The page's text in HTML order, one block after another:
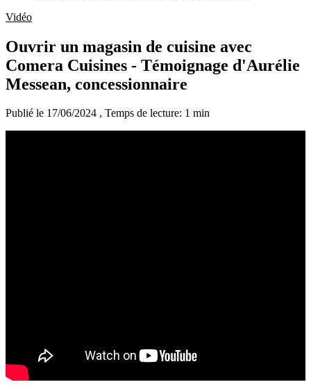
Vidéo
Ouvrir un magasin de cuisine avec
Comera Cuisines - Témoignage d'Aurélie
Messean, concessionnaire
Publié le 17/06/2024 , Temps de lecture: 1 min